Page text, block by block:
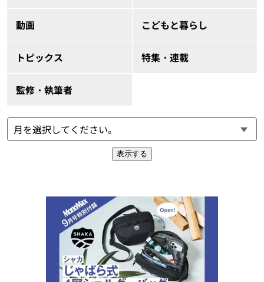
動画 こどもと暮らし
トピックス 特集・連載
監修・執筆者
表示する